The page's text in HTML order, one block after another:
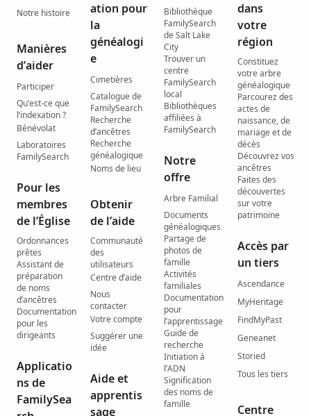
Notre histoire
Manières
d’aider
Participer
Qu’est-ce que
l’indexation ?
Bénévolat
Laboratoires
FamilySearch
Pour les
membres
de l’Église
Ordonnances
prêtes
Assistant de
préparation
de noms
d’ancêtres
Documentation
pour les
dirigeants
Applicatio
ns de
FamilySea
ation pour
la
généalogi
e
Cimetières
Catalogue de
FamilySearch
Recherche
d’ancêtres
Recherche
généalogique
Noms de lieu
Obtenir
de l’aide
Communauté
des
utilisateurs
Centre d’aide
Nous
contacter
Votre compte
Suggérer une
idée
Aide et
apprentis
sage
Bibliothèque
FamilySearch
de Salt Lake
City
Trouver un
centre
FamilySearch
local
Bibliothèques
affiliées à
FamilySearch
Notre
offre
Arbre Familial
Documents
généalogiques
Partage de
photos de
famille
Activités
familiales
Documentation
pour
l’apprentissage
Guide de
recherche
Initiation à
l’ADN
Signification
des noms de
famille
dans
votre
région
Constituez
votre arbre
généalogique
Parcourez des
actes de
naissance, de
mariage et de
décès
Découvrez vos
ancêtres
Faites des
découvertes
sur votre
patrimoine
Accès par
un tiers
Ascendance
MyHeritage
FindMyPast
Geneanet
Storied
Tous les tiers
Centre